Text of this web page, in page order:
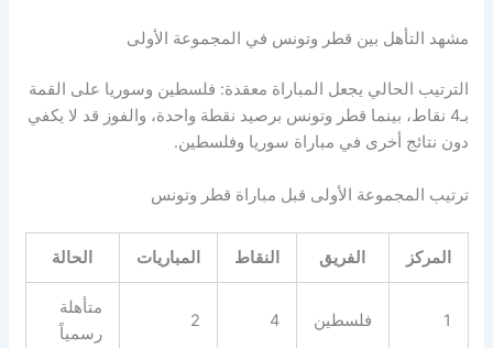
مشهد التأهل بين قطر وتونس في المجموعة الأولى
الترتيب الحالي يجعل المباراة معقدة: فلسطين وسوريا على القمة
بـ4 نقاط، بينما قطر وتونس برصيد نقطة واحدة، والفوز قد لا يكفي
دون نتائج أخرى في مباراة سوريا وفلسطين.
ترتيب المجموعة الأولى قبل مباراة قطر وتونس
المركز الفريق النقاط المباريات الحالة
1 فلسطين 4
2
متأهلة
رسمياً